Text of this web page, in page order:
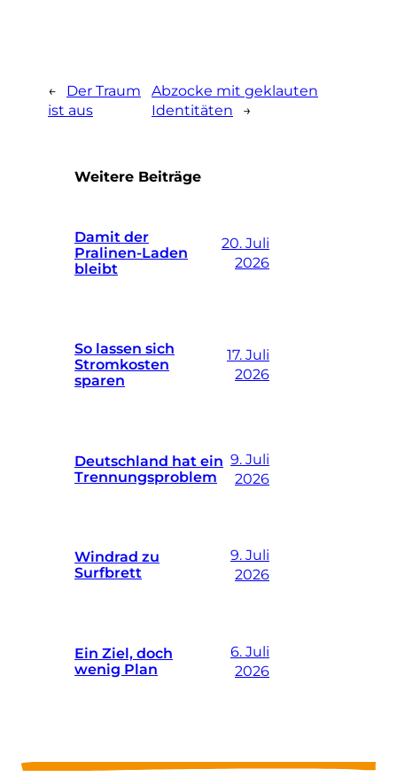
←
Der Traum
ist aus
Abzocke mit geklauten
Identitäten
→
Weitere Beiträge
Damit der
Pralinen-Laden
bleibt
20. Juli
2026
So lassen sich
Stromkosten
sparen
17. Juli
2026
Deutschland hat ein
Trennungsproblem
9. Juli
2026
Windrad zu
Surfbrett
9. Juli
2026
Ein Ziel, doch
wenig Plan
6. Juli
2026